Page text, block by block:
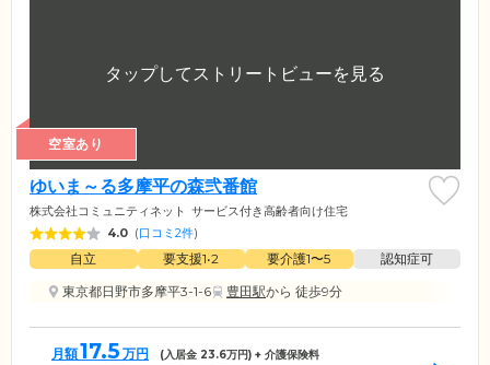
空室あり
ゆいま～る多摩平の森弐番館
株式会社コミュニティネット サービス付き高齢者向け住宅
4.0 (口コミ2件)
自立 要支援1•2 要介護1〜5
認知症可
東京都日野市多摩平3-1-6
豊田駅から 徒歩9分
月額17.5 万円 (入居金 23.6万円) + 介護保険料